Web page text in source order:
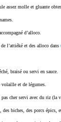
assez molle et gluante
d’alloco.
l’attiéké et des alloco dans
braisé ou servi en sauce.
et de légumes.
cher servi avec du riz (la
biches, des porcs épics,